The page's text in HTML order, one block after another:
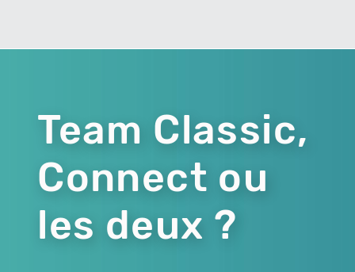
Team Classic,
Connect ou
les deux ?